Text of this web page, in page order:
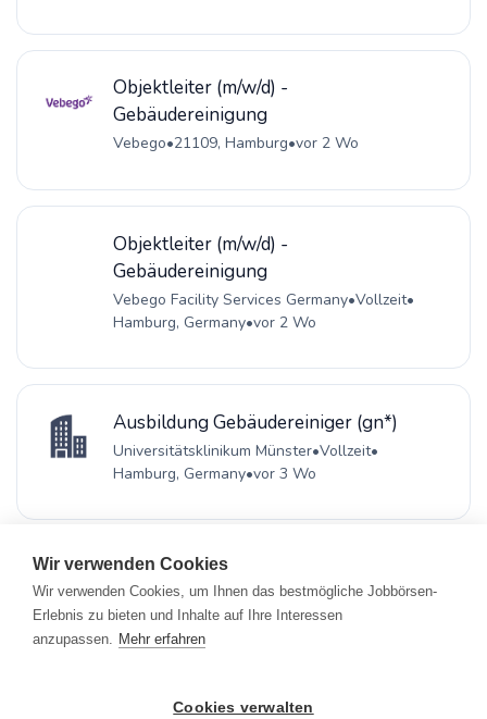
Objektleiter (m/w/d) -
Gebäudereinigung
Vebego•21109, Hamburg•vor 2 Wo
Objektleiter (m/w/d) -
Gebäudereinigung
Vebego Facility Services Germany•Vollzeit•
Hamburg, Germany•vor 2 Wo
Ausbildung Gebäudereiniger (gn*)
Universitätsklinikum Münster•Vollzeit•
Hamburg, Germany•vor 3 Wo
Registrieren•Alle Jobs•Blog•Rahmen- und Lohntarifvertrag
Kontakt•Datenschutz
Portale GmbH
Wir verwenden Cookies
Wir verwenden Cookies, um Ihnen das bestmögliche Jobbörsen-
Erlebnis zu bieten und Inhalte auf Ihre Interessen
anzupassen. Mehr erfahren
Cookies verwalten